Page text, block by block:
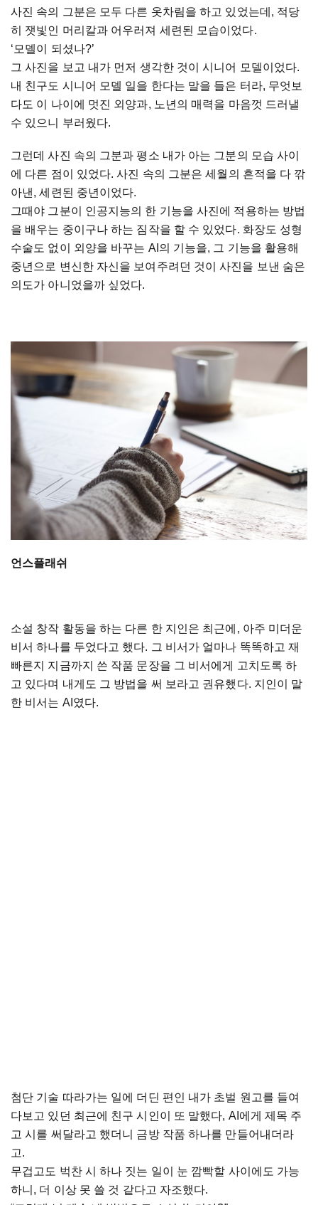
사진 속의 그분은 모두 다른 옷차림을 하고 있었는데, 적당
히 잿빛인 머리칼과 어우러져 세련된 모습이었다.
‘모델이 되셨나?’
그 사진을 보고 내가 먼저 생각한 것이 시니어 모델이었다.
내 친구도 시니어 모델 일을 한다는 말을 들은 터라, 무엇보
다도 이 나이에 멋진 외양과, 노년의 매력을 마음껏 드러낼
수 있으니 부러웠다.
그런데 사진 속의 그분과 평소 내가 아는 그분의 모습 사이
에 다른 점이 있었다. 사진 속의 그분은 세월의 흔적을 다 깎
아낸, 세련된 중년이었다.
그때야 그분이 인공지능의 한 기능을 사진에 적용하는 방법
을 배우는 중이구나 하는 짐작을 할 수 있었다. 화장도 성형
수술도 없이 외양을 바꾸는 AI의 기능을, 그 기능을 활용해
중년으로 변신한 자신을 보여주려던 것이 사진을 보낸 숨은
의도가 아니었을까 싶었다.
언스플래쉬
소설 창작 활동을 하는 다른 한 지인은 최근에, 아주 미더운
비서 하나를 두었다고 했다. 그 비서가 얼마나 똑똑하고 재
빠른지 지금까지 쓴 작품 문장을 그 비서에게 고치도록 하
고 있다며 내게도 그 방법을 써 보라고 권유했다. 지인이 말
한 비서는 AI였다.
첨단 기술 따라가는 일에 더딘 편인 내가 초벌 원고를 들여
다보고 있던 최근에 친구 시인이 또 말했다, AI에게 제목 주
고 시를 써달라고 했더니 금방 작품 하나를 만들어내더라
고.
무겁고도 벅찬 시 하나 짓는 일이 눈 깜빡할 사이에도 가능
하니, 더 이상 못 쓸 것 같다고 자조했다.